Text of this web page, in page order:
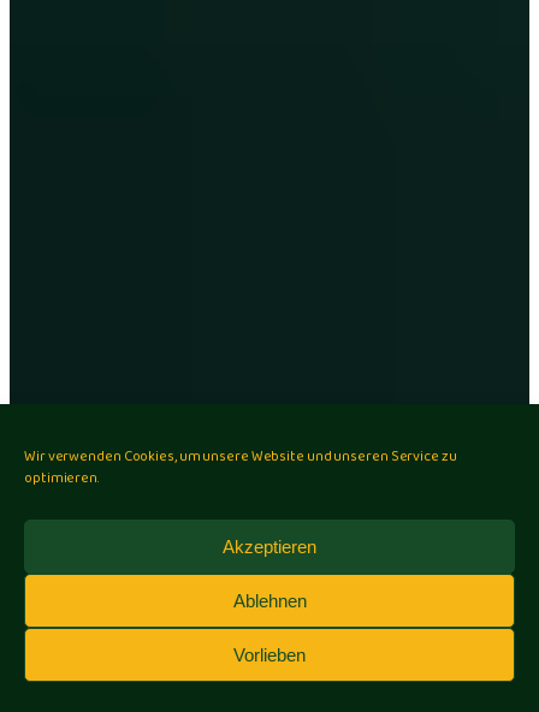
Wir verwenden Cookies, um unsere Website und unseren Service zu
optimieren.
Akzeptieren
Ablehnen
Vorlieben